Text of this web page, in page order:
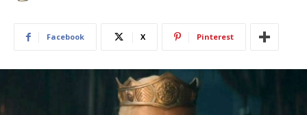
Facebook X Pinterest